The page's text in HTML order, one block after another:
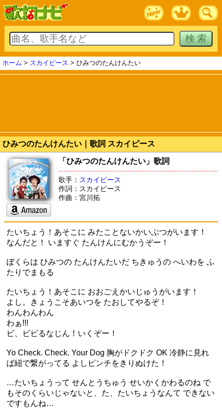
ホーム > スカイピース > ひみつのたんけんたい
ひみつのたんけんたい｜歌詞 スカイピース
「ひみつのたんけんたい」歌詞
歌手： スカイピース
作詞：スカイピース
作曲：宮川拓
たいちょう！あそこに みたことないかいぶつがいます！
なんだと！ いますぐ たんけんにむかうぞー！
ぼくらは ひみつの たんけんたいだ ちきゅうの へいわを ふ
たりでまもる
たいちょう！あそこに おおごえかいじゅうがいます！
よし。きょうこそあいつを たおしてやるぞ！
わんわんわん
わぁ!!!
ビ、ビビるなじん！いくぞー！
Yo Check. Check. Your Dog 胸がドクドク OK 冷静に見れ
ば紐で繋がってる よしピンチをきりぬけた！
…たいちょうって せんとうちゅう せいかくかわるのね で
もそのくらいじゃないと、た、たいちょうなんて できない
ですもんね…